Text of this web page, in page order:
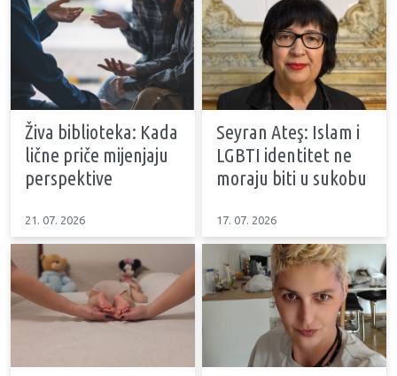
Živa biblioteka: Kada
lične priče mijenjaju
perspektive
21. 07. 2026
Seyran Ateş: Islam i
LGBTI identitet ne
moraju biti u sukobu
17. 07. 2026